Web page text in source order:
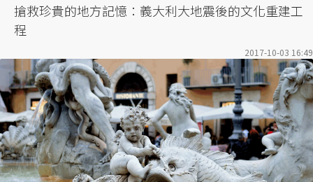
搶救珍貴的地方記憶：義大利大地震後的文化重建工
程
2017-10-03 16:49